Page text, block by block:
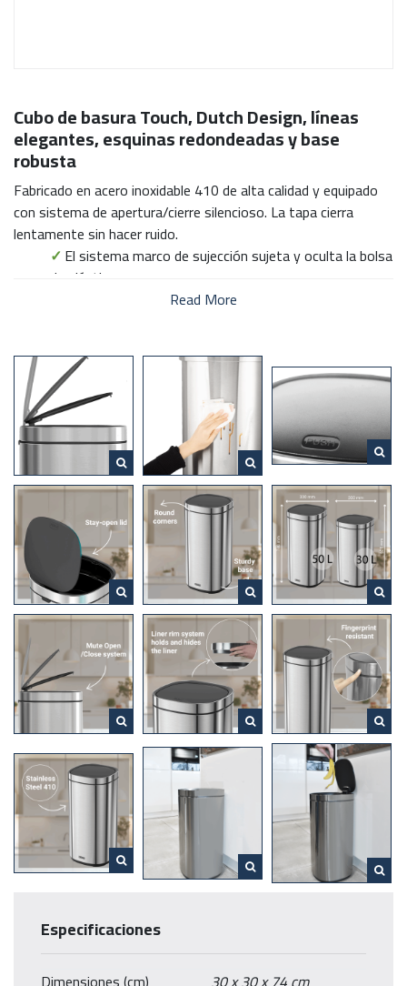
Cubo de basura Touch, Dutch Design, líneas
elegantes, esquinas redondeadas y base
robusta
Fabricado en acero inoxidable 410 de alta calidad y equipado
con sistema de apertura/cierre silencioso. La tapa cierra
lentamente sin hacer ruido.
✓El sistema marco de sujección sujeta y oculta la bolsa
de plástico
Sistema silencioso de abrir y cerrar
✓Diseño con esquinas redondeadas
✓Stay-open tapa
✓Tapa de cierre hermético
Los Cubos de basura DESQ están diseñadas para ser fáciles
de usar, duraderas y silenciosas. Cuenta un borde especial para
ocultar el revestimiento y conseguir un aspecto más limpio.
Fabricado en acero inoxidable 410 de alta calidad con un
revestimiento invisible resistente a las huellas dactilares,
ayuda a evitar la propagación de gérmenes. Sin cubo interior
gracias a su especial diseño interior. Un 25% más de espacio
para la basura en comparación con los modelos tradicionales.
El interior está diseñado para facilitar la limpieza con esquinas
redondeadas y superficies lisas que se pueden limpiar. Las
papeleras táctiles DESQ tienen un sistema de apertura/cierre
silencioso. La tapa cierra lenta y silenciosamente.
DESQ – Empower your Workday
Read More
Especificaciones